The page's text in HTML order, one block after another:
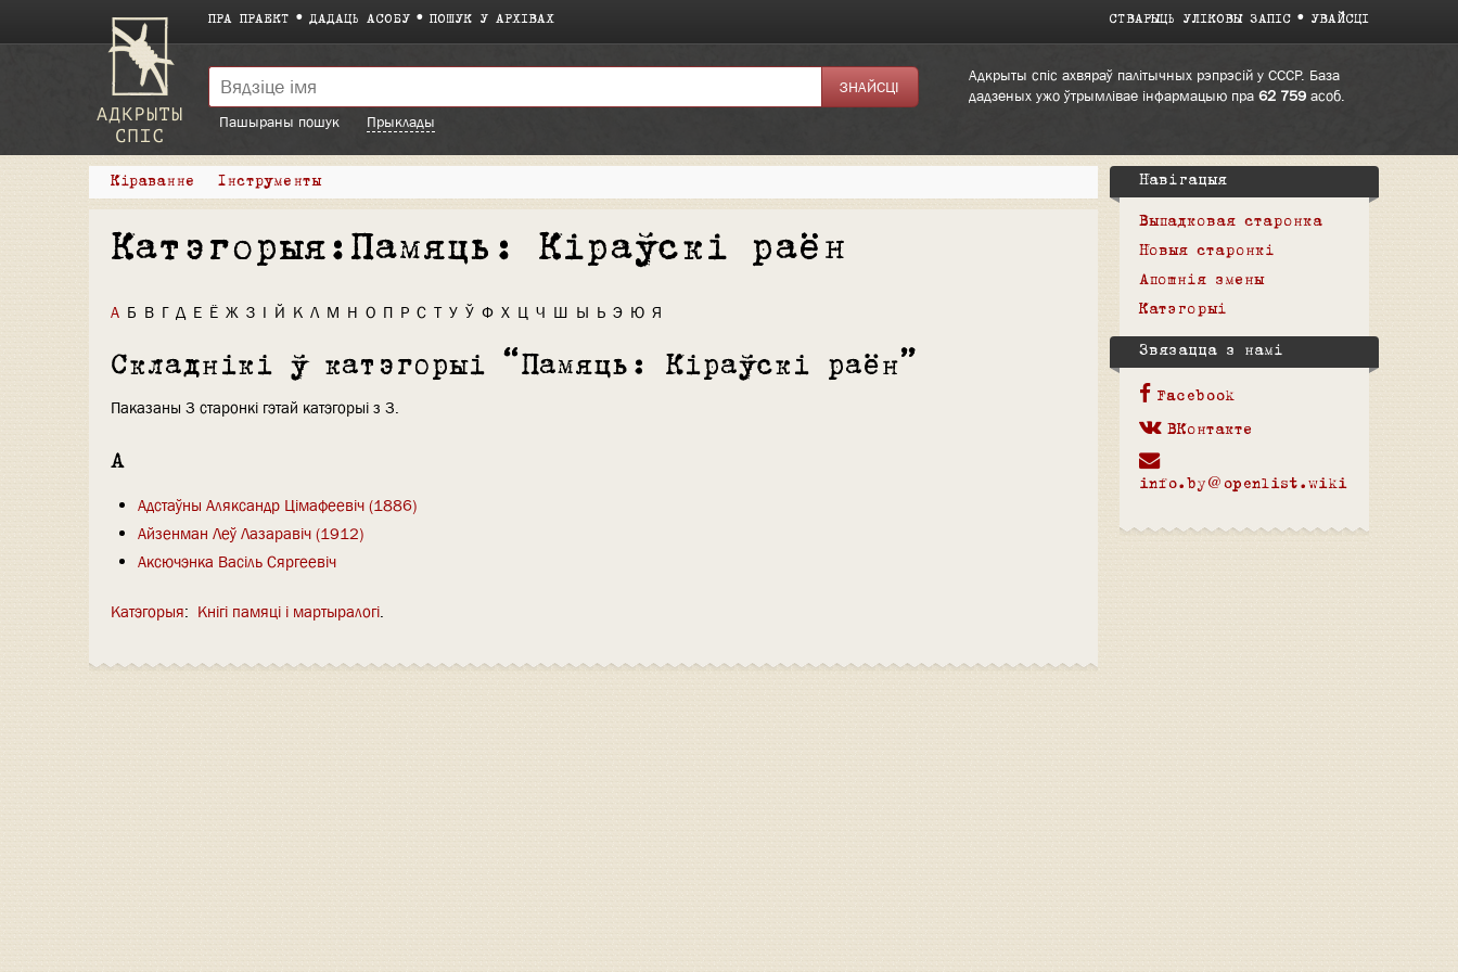
ПРА ПРАЕКТ ДАДАЦЬ АСОБУ ПОШУК У АРХІВАХ СТВАРЫЦЬ УЛІКОВЫ ЗАПІС УВАЙСЦІ
Адкрыты спіс ахвяраў палітычных рэпрэсій у СССР. База
дадзеных ужо ўтрымлівае інфармацыю пра 62 759асоб.
Пашыраны пошук
Прыклады
Кіраванне Інструменты
Катэгорыя:Памяць: Кіраўскі раён
А Б В Г Д Е Ё Ж З І Й К Л М Н О П Р С Т У Ў Ф Х Ц Ч Ш Ы Ь Э Ю Я
Складнікі ў катэгорыі “Памяць: Кіраўскі раён”
Паказаны 3 старонкі гэтай катэгорыі з 3.
А
Адстаўны Аляксандр Цімафеевіч (1886)
Айзенман Леў Лазаравіч (1912)
Аксючэнка Васіль Сяргеевіч
Катэгорыя: Кнігі памяці і мартыралогі
Навігацыя
Выпадковая старонка
Новыя старонкі
Апошнія змены
Катэгорыі
Звязацца з намі
Facebook
ВКонтакте
info.by@openlist.wiki